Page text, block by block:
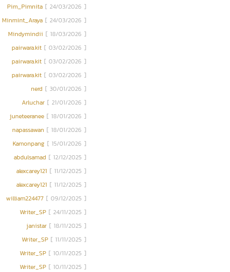
Pim_Pimnita [ 24/03/2026 ]
Minmint_Araya [ 24/03/2026 ]
Mindymindii [ 18/03/2026 ]
pairwara.kit [ 03/02/2026 ]
pairwara.kit [ 03/02/2026 ]
pairwara.kit [ 03/02/2026 ]
nerd [ 30/01/2026 ]
Arluchar [ 21/01/2026 ]
juneteeranee [ 18/01/2026 ]
napassawan [ 18/01/2026 ]
Kamonpang [ 15/01/2026 ]
abdulsamad [ 12/12/2025 ]
alexcarey121 [ 11/12/2025 ]
alexcarey121 [ 11/12/2025 ]
william224477 [ 09/12/2025 ]
Writer_SP [ 24/11/2025 ]
janistar [ 18/11/2025 ]
Writer_SP [ 11/11/2025 ]
Writer_SP [ 10/11/2025 ]
Writer_SP [ 10/11/2025 ]